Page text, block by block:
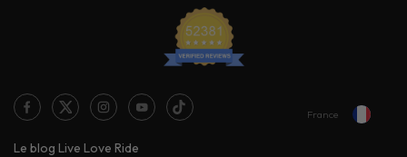
Le blog Live Love Ride
France